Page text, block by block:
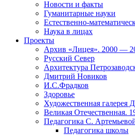
Новости и факты
Гуманитарные науки
Естественно-
Наука в лицах
Проекты
Архив «Лицея». 2000 —
Русский Север
Архитектура
Дмитрий Новиков
И.С.Фрадков
Здоровье
Художественная галерея
Великая Отечественная.
Педагогика С.
Педагогика школы